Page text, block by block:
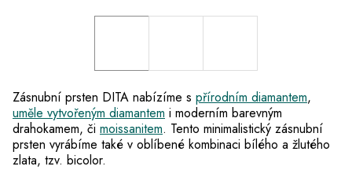
Zásnubní prsten DITA nabízíme s přírodním diamantem,
uměle vytvořeným diamantem i moderním barevným
drahokamem, či moissanitem. Tento minimalistický zásnubní
prsten vyrábíme také v oblíbené kombinaci bílého a žlutého
zlata, tzv. bicolor.